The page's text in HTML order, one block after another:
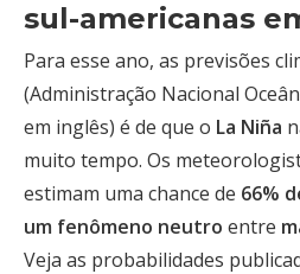
sul-americanas
Para esse ano, as previsões
(Administração Nacional
em inglês) é de que o La Niña
muito tempo. Os
estimam uma chance de 66%
um fenômeno neutro entre
Veja as probabilidades